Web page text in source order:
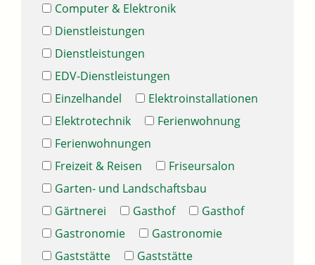
Computer & Elektronik
Dienstleistungen
Dienstleistungen
EDV-Dienstleistungen
Einzelhandel
Elektroinstallationen
Elektrotechnik
Ferienwohnung
Ferienwohnungen
Freizeit & Reisen
Friseursalon
Garten- und Landschaftsbau
Gärtnerei
Gasthof
Gasthof
Gastronomie
Gastronomie
Gaststätte
Gaststätte